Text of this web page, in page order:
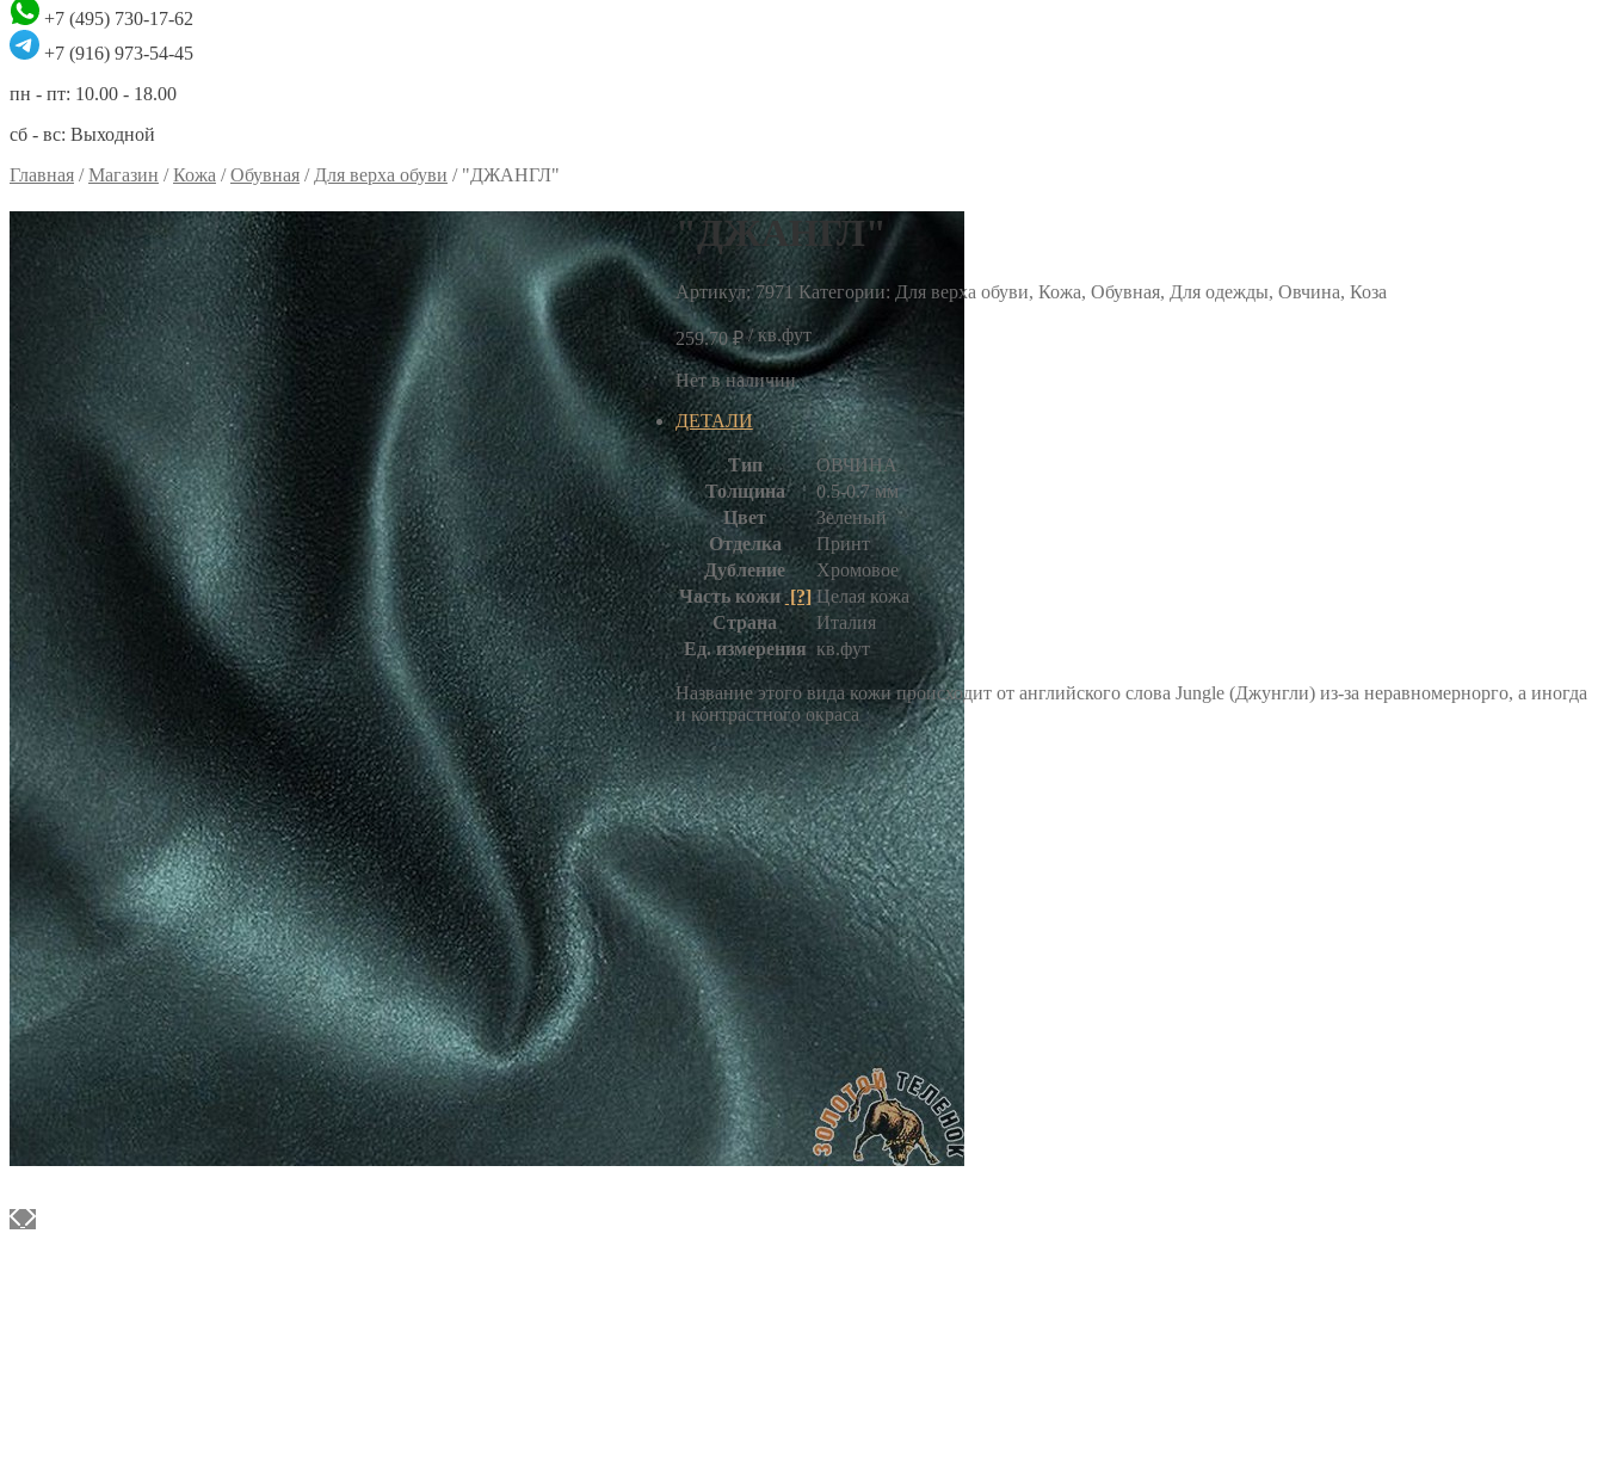
+7 (495) 730-17-62
+7 (916) 973-54-45
пн - пт: 10.00 - 18.00
сб - вс: Выходной
Главная /Магазин /Кожа /Обувная / Для верха обуви / "ДЖАНГЛ"
"ДЖАНГЛ"
Артикул:7971 Категории: Для верха обуви, Кожа, Обувная, Для одежды, Овчина, Коза
259.70₽/ кв.фут
Нет в наличии
ДЕТАЛИ
Тип
ОВЧИНА
Толщина
0.5-0.7 мм
Цвет
Зеленый
Отделка
Принт
Дубление
Хромовое
Часть кожи[?] Целая кожа
Страна
Италия
Ед. измерения кв.фут
Название этого вида кожи происходит от английского слова Jungle (Джунгли) из-за неравномернорго, а иногда
и контрастного окраса